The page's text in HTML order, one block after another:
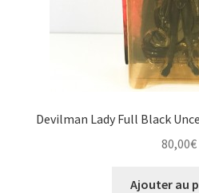
Devilman Lady Full Black
80,00€
Ajouter au